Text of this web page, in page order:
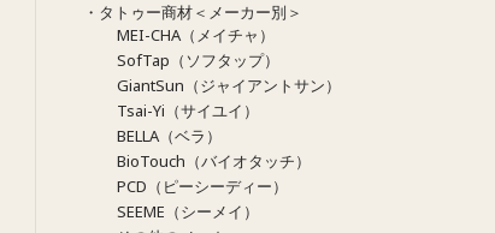
・タトゥー商材＜メーカー別＞
MEI-CHA（メイチャ）
SofTap（ソフタップ）
GiantSun（ジャイアントサン）
Tsai-Yi（サイユイ）
BELLA（ベラ）
BioTouch（バイオタッチ）
PCD（ピーシーディー）
SEEME（シーメイ）